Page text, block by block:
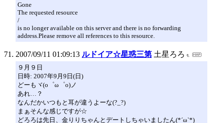
Gone
The requested resource
/
is no longer available on this server and there is no forwarding
address.Please remove all references to this resource.
2007/09/11 01:09:13 ルドイア☆星惑三第 土星ろろ
９月９日
日時: 2007年9月9日(日)
どーもヾ(o゜ω゜o)ノ
あれ…？
なんだかいつもと耳が違うよーな(?_?)
まぁそんな感じですが☆
どろろは先日、金りりちゃんとデートしちゃいましたん(*´ω`*)